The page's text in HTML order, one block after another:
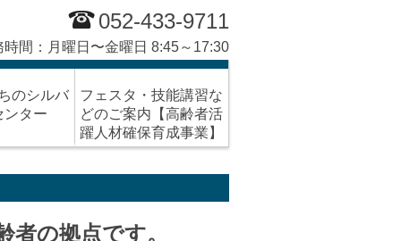
052-433-9711
時間：月曜日〜金曜日 8:45～17:30
のシルバ
ンター
フェスタ・技能講習な
どのご案内【高齢者活
躍人材確保育成事業】
の拠点です。